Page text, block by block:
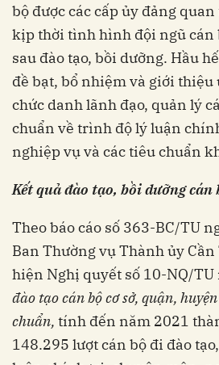
bộ được các cấp ủy đảng
kịp thời tình hình đội ngũ cán
sau đào tạo, bồi dưỡng. Hầu
đề bạt, bổ nhiệm và giới thiệu
chức danh lãnh đạo, quản lý
chuẩn về trình độ lý luận
nghiệp vụ và các tiêu chuẩn
Kết quả đào tạo, bồi dưỡng cán
Theo báo cáo số 363-BC/TU
Ban Thường vụ Thành ủy
hiện Nghị quyết số 10-NQ/
đào tạo cán bộ cơ sở, quận,
chuẩn, tính đến năm 2021
148.295 lượt cán bộ đi đào